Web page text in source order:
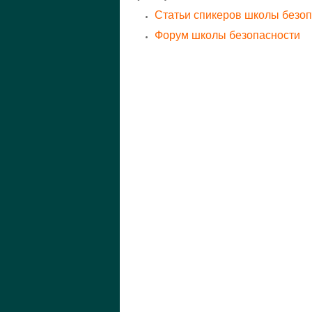
Статьи спикеров школы
Форум школы безопасности